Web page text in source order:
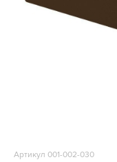
Артикул 001-002-030